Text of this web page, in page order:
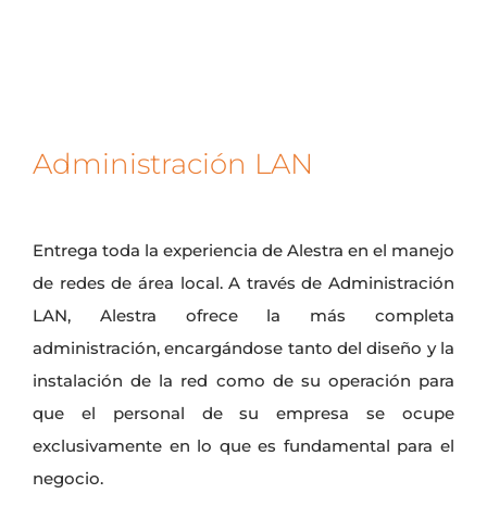
Administración LAN
Entrega toda la experiencia de Alestra en el manejo
de redes de área local. A través de Administración
LAN, Alestra ofrece la más completa
administración, encargándose tanto del diseño y la
instalación de la red como de su operación para
que el personal de su empresa se ocupe
exclusivamente en lo que es fundamental para el
negocio.